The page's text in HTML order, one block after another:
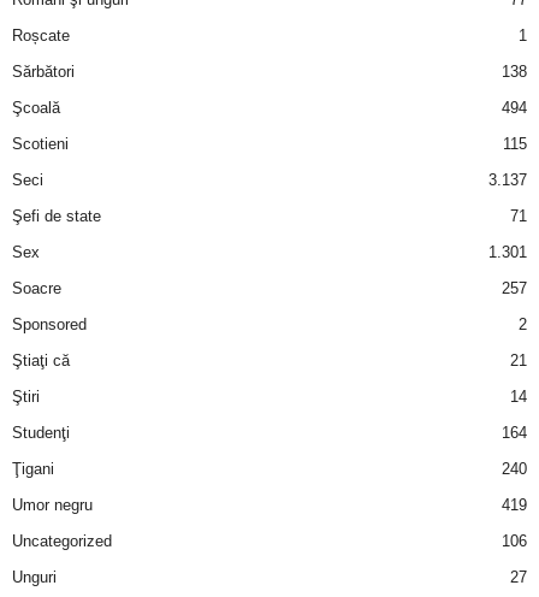
Roșcate
1
Sărbători
138
Şcoală
494
Scotieni
115
Seci
3.137
Şefi de state
71
Sex
1.301
Soacre
257
Sponsored
2
Ştiaţi că
21
Ştiri
14
Studenţi
164
Ţigani
240
Umor negru
419
Uncategorized
106
Unguri
27